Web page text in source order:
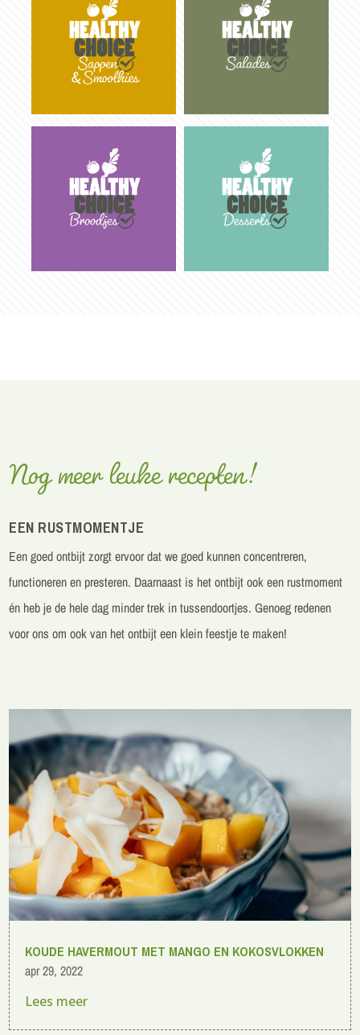
Nog meer leuke recepten!
EEN RUSTMOMENTJE
Een goedontbijtzorgt ervoor dat we goed kunnen concentreren,
functioneren en presteren. Daarnaast is het ontbijt ook een rustmoment
én heb je de hele dag minder trek in tussendoortjes. Genoeg redenen
voor ons om ook van het ontbijt een klein feestje te maken!
KOUDE HAVERMOUT MET MANGO EN KOKOSVLOKKEN
apr 29, 2022
Lees meer